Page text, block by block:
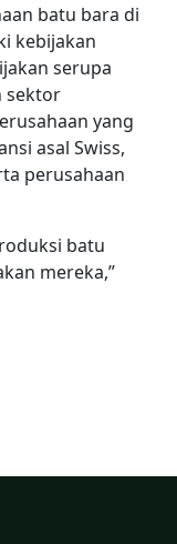
batu bara di
kebijakan
serupa
sektor
yang
asal Swiss,
perusahaan
batu
mereka,”